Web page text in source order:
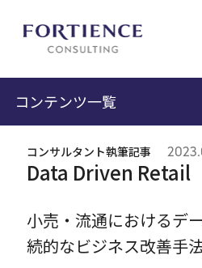
Insight
コンテンツ一覧
TOP
セミナー / イベント
セミナーアーカイブ
調査 / レポート
Data Driven Retail
小売・流通におけるデ
続的なビジネス改善手
コンサルタント執筆記事